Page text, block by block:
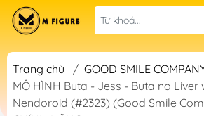
Trang chủ / GOOD SMILE
MÔ HÌNH Buta - Jess - Buta no Liver
Nendoroid (#2323) (Good Smile